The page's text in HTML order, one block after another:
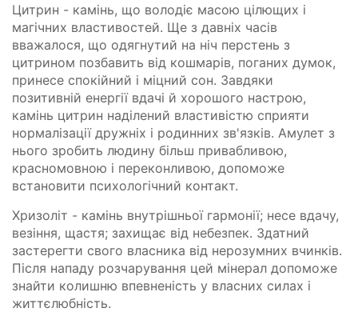
Цитрин - камінь, що володіє масою цілющих і
магічних властивостей. Ще з давніх часів
вважалося, що одягнутий на ніч перстень з
цитрином позбавить від кошмарів, поганих думок,
принесе спокійний і міцний сон. Завдяки
позитивній енергії вдачі й хорошого настрою,
камінь цитрин наділений властивістю сприяти
нормалізації дружніх і родинних зв'язків. Амулет з
нього зробить людину більш привабливою,
красномовною і переконливою, допоможе
встановити психологічний контакт.
Хризоліт - камінь внутрішньої гармонії; несе вдачу,
везіння, щастя; захищає від небезпек. Здатний
застерегти свого власника від нерозумних вчинків.
Після нападу розчарування цей мінерал допоможе
знайти колишню впевненість у власних силах і
життєлюбність.